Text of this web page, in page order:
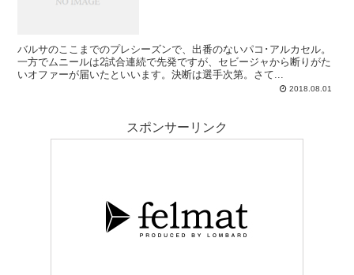
バルサのここまでのプレシーズンで、出番のないパコ･アルカセル。
一方でムニールは2試合連続で先発ですが、セビージャから断りがた
いオファーが届いたといいます。決断は選手次第。さて...
2018.08.01
スポンサーリンク